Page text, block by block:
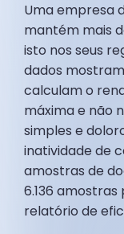
Uma empresa
mantém mais
isto nos seus
dados
calculam o
máxima e não
simples e
inatividade de
amostras de
6.136
relatório de